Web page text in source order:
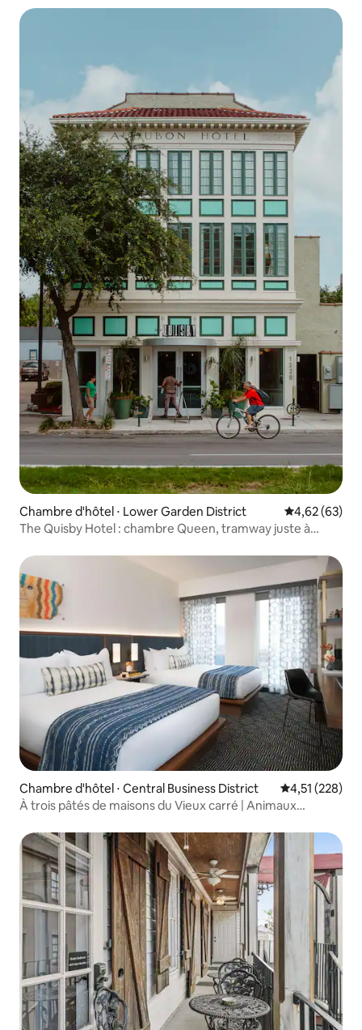
Chambre d'hôtel ⋅ Lower Garden District Évaluation
4,62 (63)
The Quisby Hotel : chambre Queen, tramway juste à
Chambre d'hôtel ⋅ Central Business District Évaluation
4,51 (228)
À trois pâtés de maisons du Vieux carré | Animaux